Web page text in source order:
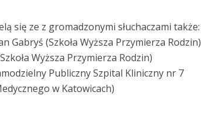
się ze z gromadzonymi słuchaczami także:
Gabryś (Szkoła Wyższa Przymierza Rodzin)
Wyższa Przymierza Rodzin)
Publiczny Szpital Kliniczny nr 7
w Katowicach)